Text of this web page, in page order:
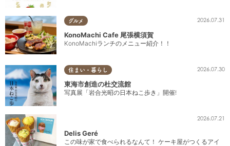
グルメ 2026.07.31
KonoMachi Cafe 尾張横須賀
KonoMachiランチのメニュー紹介！！
住まい・暮らし 2026.07.30
東海市創造の杜交流館
写真展「岩合光昭の日本ねこ歩き」開催!
2026.07.21
Delis Geré
この味が家で食べられるなんて！ ケーキ屋がつくるアイ